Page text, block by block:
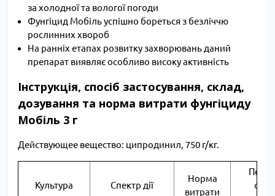
за холодної та вологої погоди
Фунгіцид Мобіль успішно бореться з безліччю
рослинних хвороб
На ранніх етапах розвитку захворювань даний
препарат виявляє особливо високу активність
Інструкція, спосіб застосування, склад,
дозування та норма витрати фунгіциду
Мобіль 3 г
Действующее вещество: ципродинил, 750 г/кг.
Культура Спектр дії
Норма
витрати